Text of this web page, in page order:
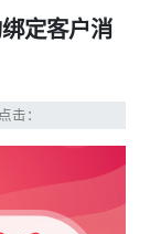
定客户消
点击：